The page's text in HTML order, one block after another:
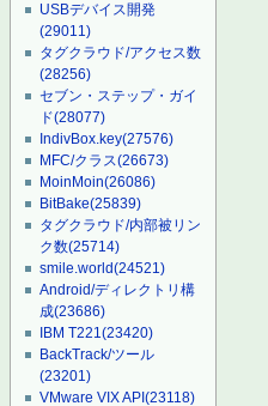
USBデバイス開発
(29011)
タグクラウド/アクセス数
(28256)
セブン・ステップ・ガイ
ド(28077)
IndivBox.key(27576)
MFC/クラス(26673)
MoinMoin(26086)
BitBake(25839)
タグクラウド/内部被リン
ク数(25714)
smile.world(24521)
Android/ディレクトリ構
成(23686)
IBM T221(23420)
BackTrack/ツール
(23201)
VMware VIX API(23118)